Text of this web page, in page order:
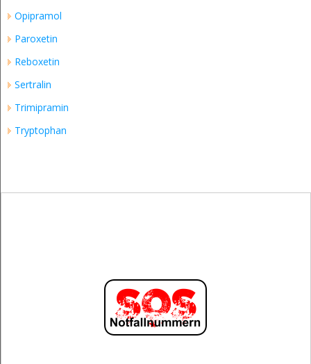
Opipramol
Paroxetin
Reboxetin
Sertralin
Trimipramin
Tryptophan